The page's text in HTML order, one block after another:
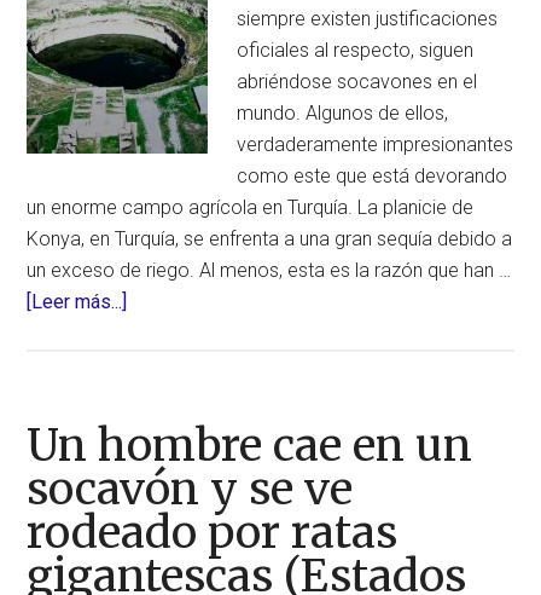
siempre existen justificaciones
oficiales al respecto, siguen
abriéndose socavones en el
mundo. Algunos de ellos,
verdaderamente impresionantes
como este que está devorando
un enorme campo agrícola en Turquía. La planicie de
Konya, en Turquía, se enfrenta a una gran sequía debido a
un exceso de riego. Al menos, esta es la razón que han …
[Leer más...]
Turquía
Un hombre cae en un
socavón y se ve
rodeado por ratas
gigantescas (Estados